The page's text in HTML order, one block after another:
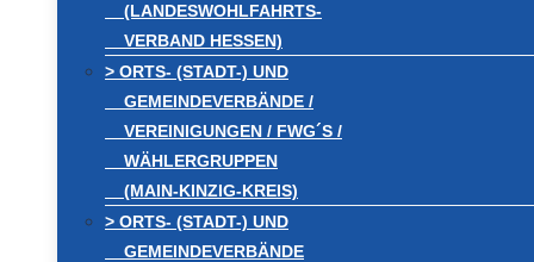
(LANDESWOHLFAHRTS-
VERBAND HESSEN)
> ORTS- (STADT-) UND
GEMEINDEVERBÄNDE /
VEREINIGUNGEN / FWG´S /
WÄHLERGRUPPEN
(MAIN-KINZIG-KREIS)
> ORTS- (STADT-) UND
GEMEINDEVERBÄNDE